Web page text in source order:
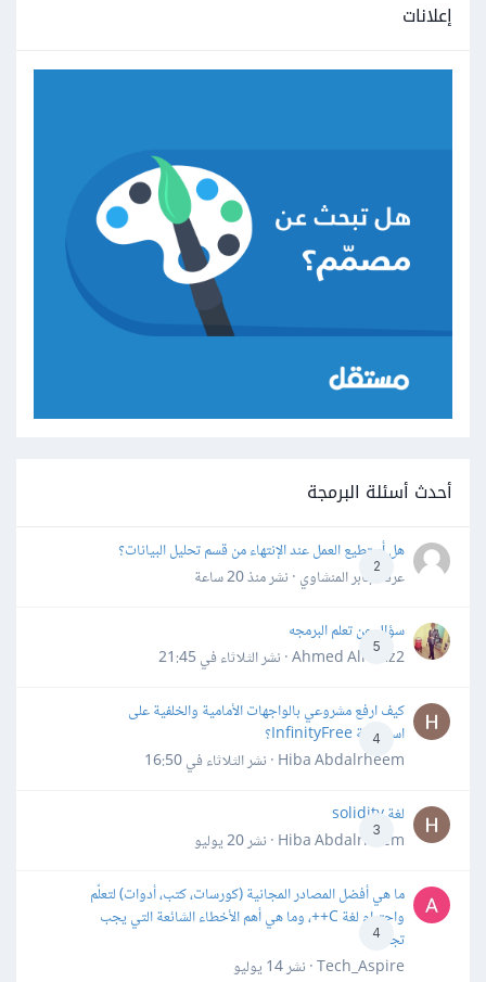
إعلانات
أحدث أسئلة البرمجة
2
هل أستطيع العمل عند الإنتهاء من قسم تحليل البيانات؟
عرفه جابر المنشاوي · نشرمنذ 20 ساعة
5
سؤال عن تعلم البرمجه
Ahmed Alhafiz2 · نشر
الثلاثاء في 21:45
4
كيف ارفع مشروعي بالواجهات الأمامية والخلفية على
استضافة InfinityFree؟
Hiba Abdalrheem · نشر
الثلاثاء في 16:50
3
لغة solidity
Hiba Abdalrheem · نشر
20 يوليو
4
ما هي أفضل المصادر المجانية (كورسات، كتب، أدوات) لتعلّم
واحترام لغة C++، وما هي أهم الأخطاء الشائعة التي يجب
تجنبها؟
Tech_Aspire · نشر
14 يوليو